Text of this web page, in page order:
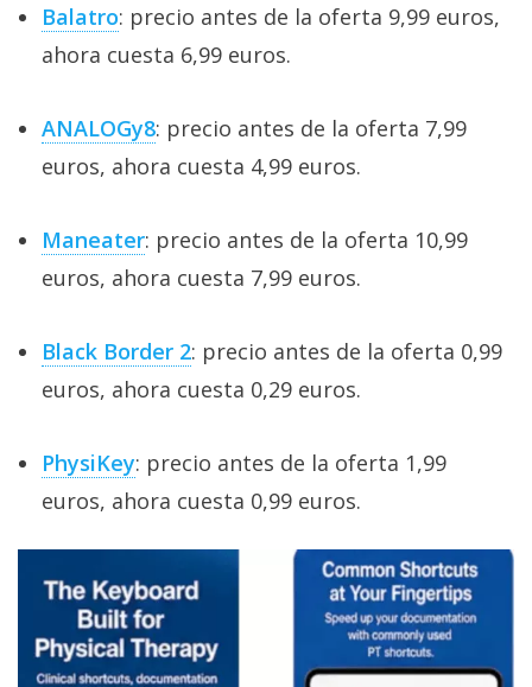
Balatro: precio antes de la oferta 9,99 euros,
ahora cuesta 6,99 euros.
ANALOGy8: precio antes de la oferta 7,99
euros, ahora cuesta 4,99 euros.
Maneater: precio antes de la oferta 10,99
euros, ahora cuesta 7,99 euros.
Black Border 2: precio antes de la oferta 0,99
euros, ahora cuesta 0,29 euros.
PhysiKey: precio antes de la oferta 1,99
euros, ahora cuesta 0,99 euros.